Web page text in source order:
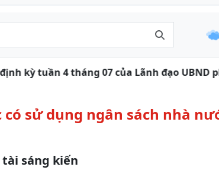
kỳ tuần 4 tháng 07 của Lãnh đạo UBND
sử dụng ngân sách nhà
sáng kiến